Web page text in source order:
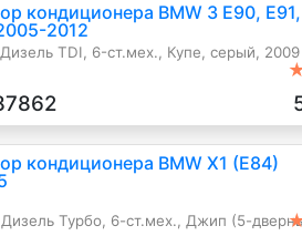
кондиционера BMW 3 E90, E91,
2012
TDI, 6-ст.мех., Купе, серый, 2009
кондиционера BMW X1 (E84)
Турбо, 6-ст.мех., Джип (5-